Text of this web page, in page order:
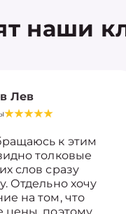
наши
Лев
к этим
толковые
слов сразу
Отдельно хочу
на том, что